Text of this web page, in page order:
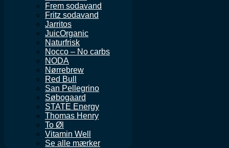
Frem sodavand
Fritz sodavand
Jarritos
JuicOrganic
Naturfrisk
Nocco – No carbs
NODA
Nørrebrew
Red Bull
San Pellegrino
Søbogaard
STATE Energy
Thomas Henry
To Øl
Vitamin Well
Se alle mærker